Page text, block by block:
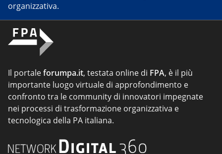
organizzativa.
Il portaleforumpa.it, testata online di FPA, è il più
importante luogo virtuale di approfondimento e
confronto tra le community di innovatori impegnate
nei processi di trasformazione organizzativa e
tecnologica della PA italiana.